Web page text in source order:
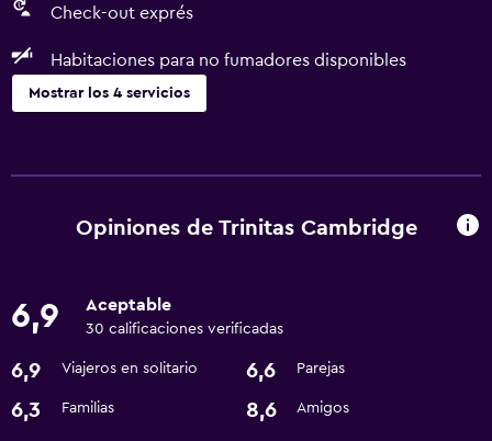
Check-out exprés
Habitaciones para no fumadores disponibles
Mostrar los 4 servicios
Habitaciones para no fumadores disponibles
Servicios y facilidades
Check-out exprés
Opiniones de Trinitas Cambridge
6,9 Aceptable
30 calificaciones verificadas
6,9 Viajeros en solitario 6,6 Parejas
6,3 Familias 8,6 Amigos